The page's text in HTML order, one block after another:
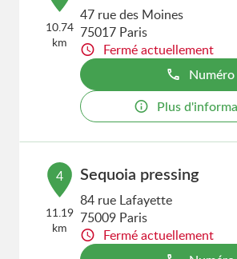
10.74
km
47 rue des Moines
75017 Paris
Fermé actuellement
Numéro
Plus
4
11.19
km
Sequoia pressing
84 rue Lafayette
75009 Paris
Fermé actuellement